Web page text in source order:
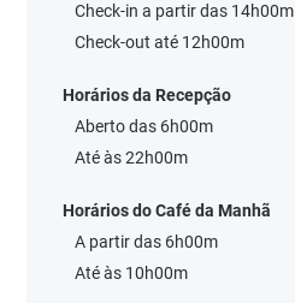
Check-in a partir das 14h00m
Check-out até 12h00m
Horários da Recepção
Aberto das 6h00m
Até às 22h00m
Horários do Café da Manhã
A partir das 6h00m
Até às 10h00m